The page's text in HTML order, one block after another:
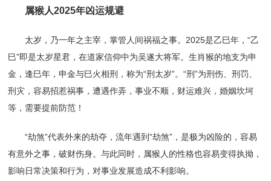
属猴人2025年凶运规避
太岁，乃一年之主宰，掌管人间祸福之事。2025是乙巳年，“乙
巳”即是太岁星君，在道家信仰中为吴遂大将军。生肖猴的地支为申
金，逢巳年，申金与巳火相刑，称为“刑太岁”。“刑”为刑伤、刑罚、
刑灾，容易招惹祸事，遭遇作弄，事业不顺，财运难兴，婚姻坎坷
等，需要提前防范！
“劫煞”代表外来的劫夺，流年遇到“劫煞”，是极为凶险的，容易
有意外之事，破财伤身。与此同时，属猴人的性格也容易变得执拗，
影响日常决策和行为，对事业发展造成不利影响。